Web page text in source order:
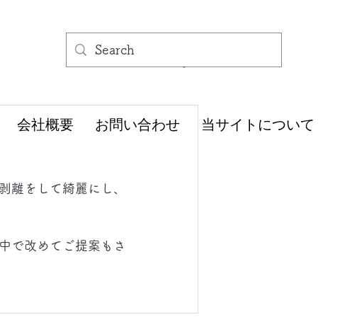
会社概要 お問い合わせ 当サイトについて
離をして綺麗にし、
で改めてご提案もさ